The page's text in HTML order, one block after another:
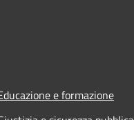
e formazione